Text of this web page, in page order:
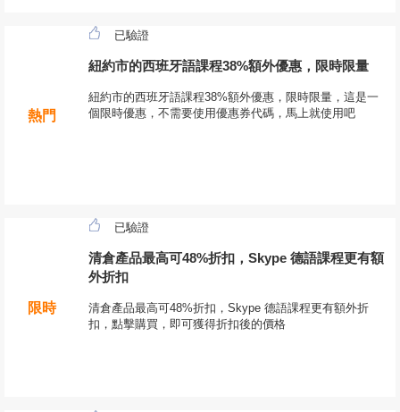
熱門
已驗證
紐約市的西班牙語課程38%額外優惠，限時限量
紐約市的西班牙語課程38%額外優惠，限時限量，這是一
個限時優惠，不需要使用優惠券代碼，馬上就使用吧
限時
已驗證
清倉產品最高可48%折扣，Skype 德語課程更有額
外折扣
清倉產品最高可48%折扣，Skype 德語課程更有額外折
扣，點擊購買，即可獲得折扣後的價格